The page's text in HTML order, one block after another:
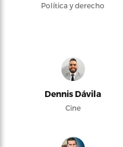
Política y derecho
Dennis Dávila
Cine